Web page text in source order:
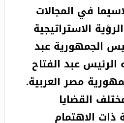
في المجالات
الاستراتيجية
الجمهورية عبد
الرئيس عبد الفتاح
مصر العربية.
القضايا
ذات الاهتمام